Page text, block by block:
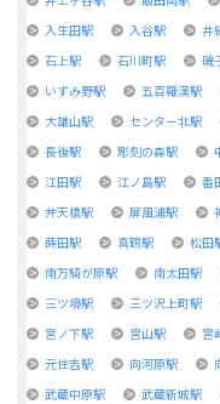
入生田駅
入谷駅 井
石上駅
石川町駅 磯
いずみ野駅
五百羅漢駅
大雄山駅
センター北駅
長後駅
彫刻の森駅
江田駅
江ノ島駅 番
弁天橋駅
屏風浦駅
蒔田駅
真鶴駅 松田
南万騎が原駅
南太田駅
三ツ境駅
三ツ沢上町駅
宮ノ下駅
宮山駅 宮
元住吉駅
向河原駅
武蔵中原駅
武蔵新城駅